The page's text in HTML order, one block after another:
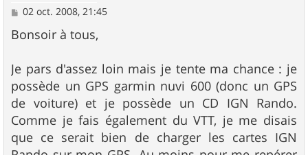
M
s
s
g
e
02 oct. 2008, 21:45
Bonsoir à tous,
Je pars d'assez loin mais je tente ma chance : je
possède un GPS garmin nuvi 600 (donc un GPS
de voiture) et je possède un CD IGN Rando.
Comme je fais également du VTT, je me disais
que ce serait bien de charger les cartes IGN